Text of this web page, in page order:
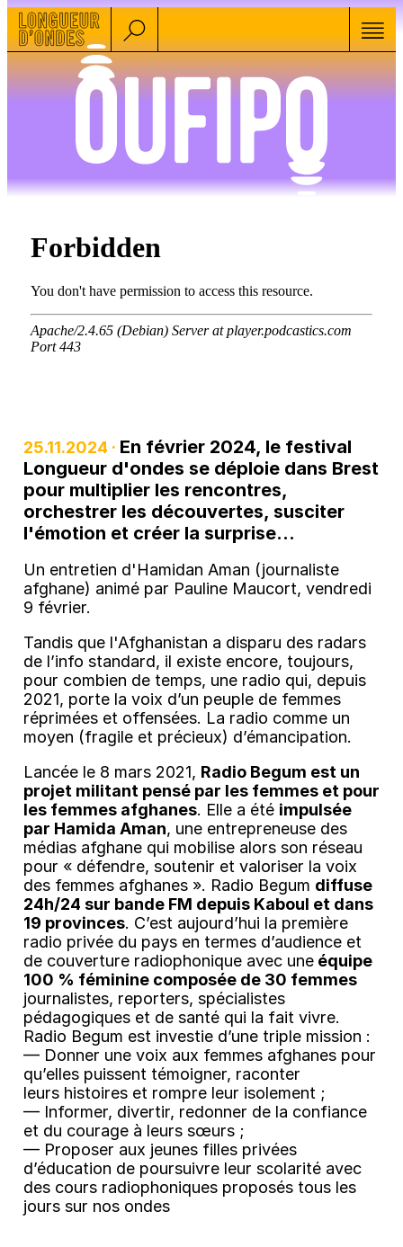
25.11.2024 · En février 2024, le festival
Longueur d'ondes se déploie dans Brest
pour multiplier les rencontres,
orchestrer les découvertes, susciter
l'émotion et créer la surprise...
Un entretien d'Hamidan Aman (journaliste
afghane) animé par Pauline Maucort, vendredi
9 février.
Tandis que l'Afghanistan a disparu des radars
de l’info standard, il existe encore, toujours,
pour combien de temps, une radio qui, depuis
2021, porte la voix d’un peuple de femmes
réprimées et offensées. La radio comme un
moyen (fragile et précieux) d’émancipation.
Lancée le 8 mars 2021, Radio Begum est un
projet militant pensé par les femmes et pour
les femmes afghanes. Elle a été impulsée
par Hamida Aman, une entrepreneuse des
médias afghane qui mobilise alors son réseau
pour « défendre, soutenir et valoriser la voix
des femmes afghanes ». Radio Begum diffuse
24h/24 sur bande FM depuis Kaboul et dans
19 provinces. C’est aujourd’hui la première
radio privée du pays en termes d’audience et
de couverture radiophonique avec une équipe
100 % féminine composée de 30 femmes
journalistes, reporters, spécialistes
pédagogiques et de santé qui la fait vivre.
Radio Begum est investie d’une triple mission :
— Donner une voix aux femmes afghanes pour
qu’elles puissent témoigner, raconter
leurs histoires et rompre leur isolement ;
— Informer, divertir, redonner de la confiance
et du courage à leurs sœurs ;
— Proposer aux jeunes filles privées
d’éducation de poursuivre leur scolarité avec
des cours radiophoniques proposés tous les
jours sur nos ondes